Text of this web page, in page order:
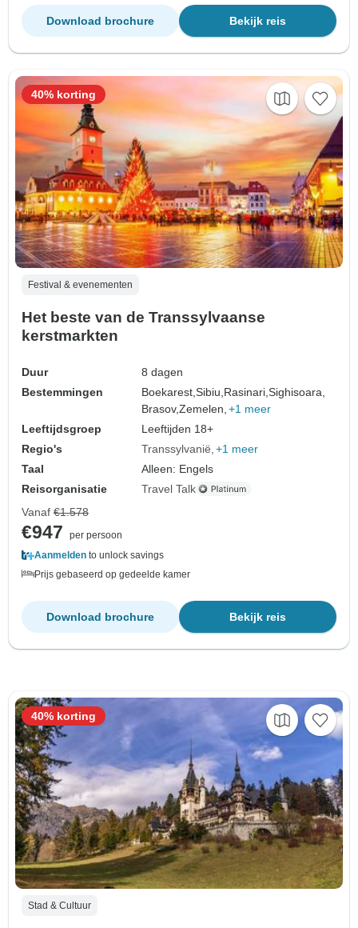
Bekijk reis
Download brochure
Festival & evenementen
Het beste van de Transsylvaanse
kerstmarkten
Duur
8 dagen
Bestemmingen
Boekarest,Sibiu, Rasinari,Sighisoara,
Brasov,Zemelen, +1 meer
Leeftijdsgroep
Leeftijden 18+
Regio's
Transsylvanië +1 meer
Taal
Alleen: Engels
Reisorganisatie
Travel Talk
40% korting
Vanaf €1.578
€947
per persoon
Aanmelden to unlock savings
Prijs gebaseerd op gedeelde kamer
Bekijk reis
Download brochure
Stad & Cultuur
40% korting